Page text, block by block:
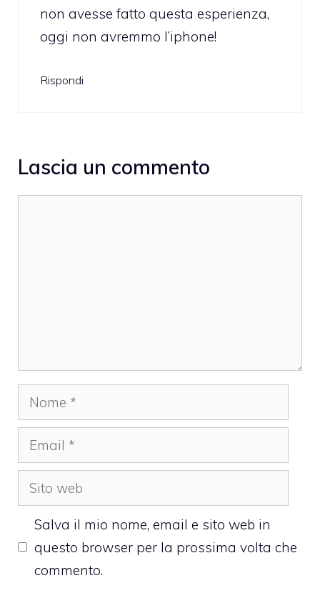
non avesse fatto questa esperienza,
oggi non avremmo l’iphone!
Rispondi
Lascia un commento
Nome
Email
Sito
web
Salva il mio nome, email e sito web in
questo browser per la prossima volta che
commento.